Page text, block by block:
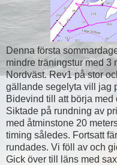
Denna första
mindre träningstur med 3
Nordväst. Rev1 på stor
gällande segelyta vill jag
Bidevind till att börja
Siktade på rundning av
med åtminstone 20
timing således. Fortsatt
rundades. Vi föll av och
Gick över till läns med